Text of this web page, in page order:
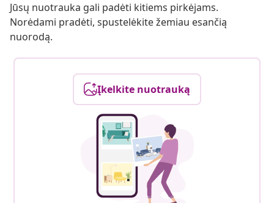
Jūsų nuotrauka gali padėti kitiems pirkėjams.
Norėdami pradėti, spustelėkite žemiau esančią
nuorodą.
Įkelkite nuotrauką